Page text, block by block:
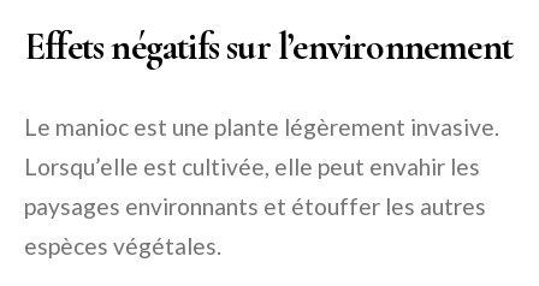
Effets négatifs sur l’environnement
Le manioc est une plante légèrement invasive.
Lorsqu’elle est cultivée, elle peut envahir les
paysages environnants et étouffer les autres
espèces végétales.